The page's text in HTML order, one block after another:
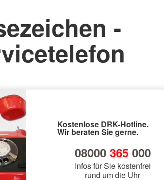
-
Kostenlose DRK-Hotline.
Wir beraten Sie gerne.
08000 365000
Infos für Sie kostenfrei
rund um die Uhr